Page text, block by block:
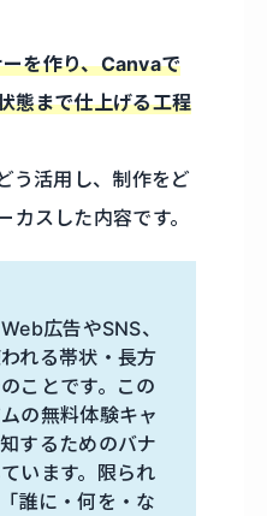
を作り、Canvaで
態まで仕上げる工程
う活用し、制作をど
カスした内容です。
広告やSNS、
れる帯状・長方
ことです。この
の無料体験キャ
するためのバナ
います。限られ
誰に・何を・な